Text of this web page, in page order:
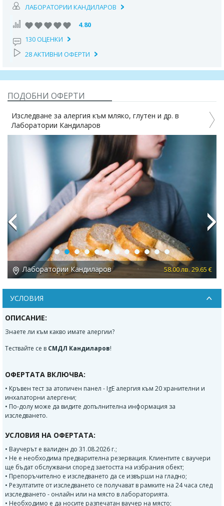
ЛАБОРАТОРИИ КАНДИЛАРОВ
4.80
130 ОЦЕНКИ
28 АКТИВНИ ОФЕРТИ
ПОДОБНИ ОФЕРТИ
Изследване за алергия към мляко, глутен и др. в
Лаборатории Кандиларов
Лаборатории Кандиларов 58.00 лв. 29.65 €
Previous
УСЛОВИЯ
ОПИСАНИЕ:
Знаете ли към какво имате алергии?
Тествайте се в СМДЛ Кандиларов!
ОФЕРТАТА ВКЛЮЧВА:
• Кръвен тест за атопичен панел - IgE алергия към 20 хранителни и
инхалаторни алергени;
• По-долу може да видите допълнителна информация за
изследването.
УСЛОВИЯ НА ОФЕРТАТА:
• Ваучерът е валиден до 31.08.2026 г.;
• Не е необходима предварителна резервация. Клиентите с ваучери
ще бъдат обслужвани според заетостта на избрания обект;
• Препоръчително е изследването да се извърши на гладно;
• Резултатите от изследването се получават в рамките на 24 часа след
изследването - онлайн или на място в лабораторията.
• Необходимо е да носите разпечатан ваучер на място;